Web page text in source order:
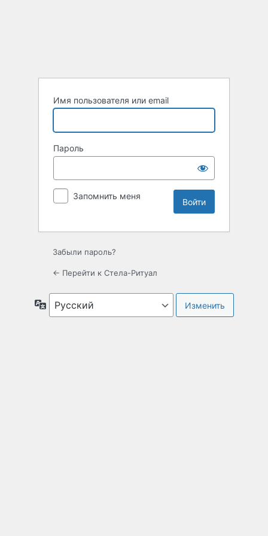
Имя пользователя или email
Пароль
Запомнить меня
Забыли пароль?
← Перейти к Стела-Ритуал
Язык